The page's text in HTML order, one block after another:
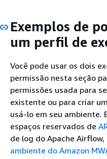
Exemplos de
um perfil de
Você pode usar os dois
permissão nesta seção
permissões usada para
existente ou para criar
usá-lo em seu ambiente.
espaços reservados de
de log do Apache Airflow,
ambiente do Amazon